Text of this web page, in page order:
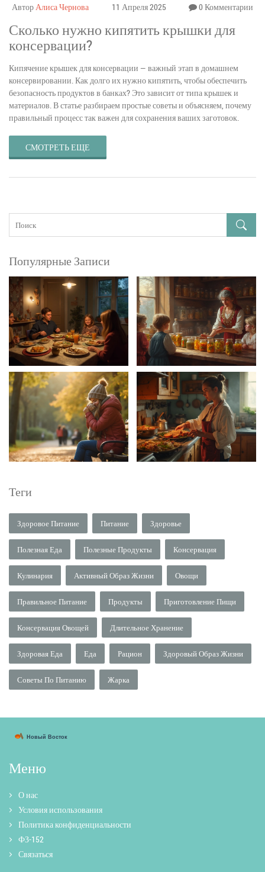
АвторАлиса Чернова 11 Апреля 2025 0 Комментарии
Сколько нужно кипятить крышки для
консервации?
Кипячение крышек для консервации — важный этап в домашнем
консервировании. Как долго их нужно кипятить, чтобы обеспечить
безопасность продуктов в банках? Это зависит от типа крышек и
материалов. В статье разбираем простые советы и объясняем, почему
правильный процесс так важен для сохранения ваших заготовок.
СМОТРЕТЬ ЕЩЕ
Популярные Записи
Теги
Здоровое Питание Питание Здоровье
Полезная Еда Полезные Продукты Консервация
Кулинария Активный Образ Жизни Овощи
Правильное Питание Продукты Приготовление Пищи
Консервация Овощей Длительное Хранение
Здоровая Еда Еда Рацион Здоровый Образ Жизни
Советы По Питанию Жарка
Меню
О нас
Условия использования
Политика конфиденциальности
ФЗ-152
Связаться